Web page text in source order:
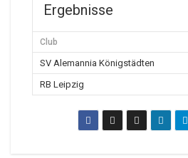
Ergebnisse
Club
SV Alemannia Königstädten
RB Leipzig